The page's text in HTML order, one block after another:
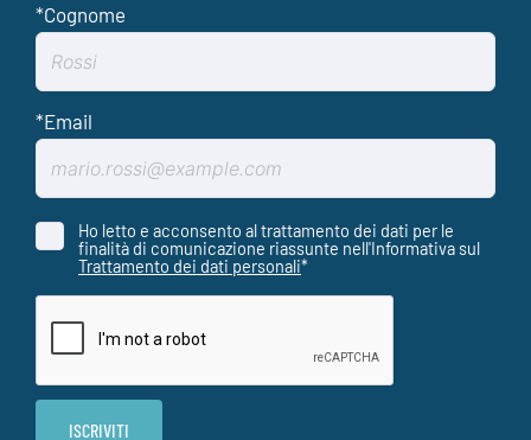
Ho letto e acconsento al trattamento dei dati per le
finalità di comunicazione riassunte nell'Informativa sul
Trattamento dei dati personali*